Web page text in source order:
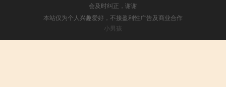
会及时纠正，谢谢
本站仅为个人兴趣爱好，不接盈利性广告及商业合作
小男孩